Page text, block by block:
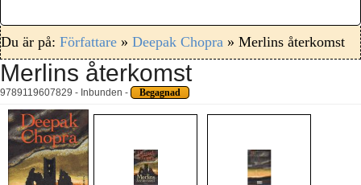
Du är på: Författare » Deepak Chopra » Merlins återkomst
Merlins återkomst
9789119607829 - Inbunden - Begagnad